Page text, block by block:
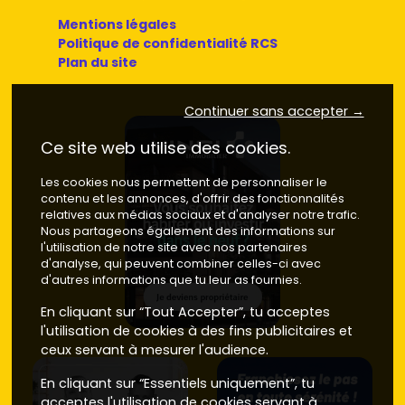
Secteur de la gare
filent àParis ouChartres
. Forte liquidité locative sur
les petites surfaces.Prix moyen neuf : 3 800 à 4 500
€/m².
verdoyant et calme, idéal pour unT3/T4familial
Lisières vers Hanches / Épernon: tu bénéficies de la
d'emploi et des services plus denses d'Épernon.
moyen neuf : 3 700 à 4 400 €/m².
Astuce : compare lesplans, l'orientation, lesespaces
extérieurset ladistance à piedvers la gare. Ce sont des
critères qui pèsent fort à la revente.
Neuf vs ancien à Maintenon : budget,
énergie, localisation
Neuf: en moyenne, unappartement neuf à
Mentions légales
Politique de confidentialité RCS
Plan du site
Continuer sans accepter →
Ce site web utilise des cookies.
Les cookies nous permettent de personnaliser le
contenu et les annonces, d'offrir des fonctionnalités
relatives aux médias sociaux et d'analyser notre trafic.
Nous partageons également des informations sur
l'utilisation de notre site avec nos partenaires
d'analyse, qui peuvent combiner celles-ci avec
d'autres informations que tu leur as fournies.
En cliquant sur “Tout Accepter”, tu acceptes
l'utilisation de cookies à des fins publicitaires et
ceux servant à mesurer l'audience.
En cliquant sur “Essentiels uniquement”, tu